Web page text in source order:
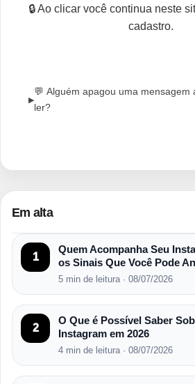
🔒 Ao clicar você continua neste
cadastro.
▶
💬 Alguém apagou uma mensagem
ler?
Em alta
1
Quem Acompanha Seu
os Sinais Que Você Pode
5 min de leitura · 08/07/2026
2
O Que é Possível Saber
Instagram em 2026
4 min de leitura · 08/07/2026